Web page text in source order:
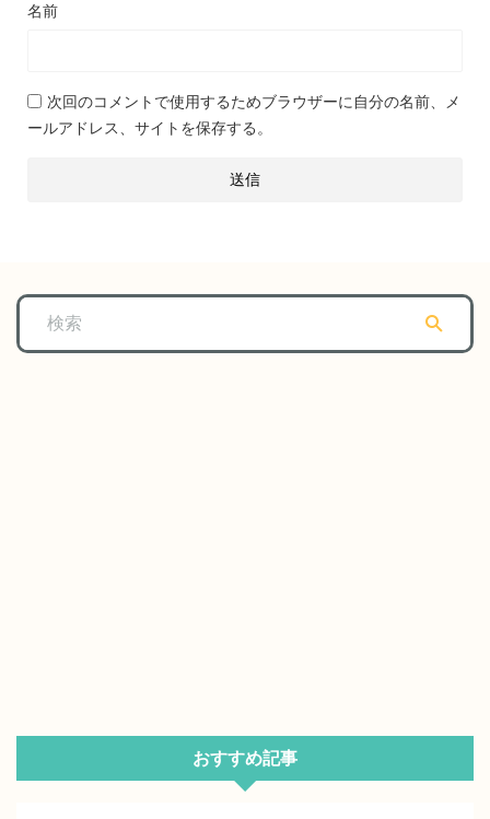
名前
次回のコメントで使用するためブラウザーに自分の名前、メ
ールアドレス、サイトを保存する。
おすすめ記事